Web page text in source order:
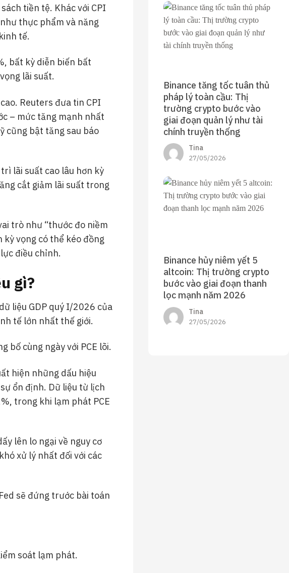
tiền tệ. Khác với CPI
thực phẩm và năng
tế.
bất kỳ diễn biến bất
lãi suất.
Reuters đưa tin CPI
– mức tăng mạnh nhất
cũng bật tăng sau báo
lãi suất cao lâu hơn kỳ
cắt giảm lãi suất trong
trò như “thước đo niềm
kỳ vọng có thể kéo đồng
điều chỉnh.
gì?
liệu GDP quý I/2026 của
tế lớn nhất thế giới.
bố cùng ngày với PCE lõi.
hiện những dấu hiệu
ổn định. Dữ liệu từ lịch
trong khi lạm phát PCE
lên lo ngại về nguy cơ
xử lý nhất đối với các
sẽ đứng trước bài toán
soát lạm phát.
Binance tăng tốc tuân thủ
pháp lý toàn cầu: Thị
trường crypto bước vào
giai đoạn quản lý như tài
chính truyền thống
Tina
27/05/2026
Binance hủy niêm yết 5
altcoin: Thị trường crypto
bước vào giai đoạn thanh
lọc mạnh năm 2026
Tina
27/05/2026